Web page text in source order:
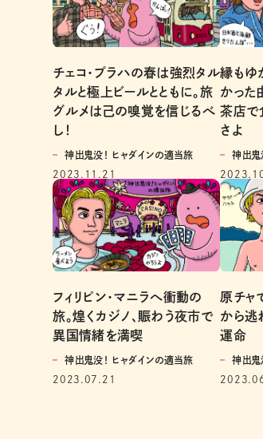
チェコ・プラハの春は強烈タル
タルと極上ビールとともに。旅
グルメは己の嗅覚を信じるべ
し！
神出鬼没！ ヒャダインの適当旅
2023.11.21
縁もゆ
かった
茶店で
さよ
神出鬼
フィリピン・マニラへ衝動の
旅。煌くカジノ、賑わう夜市で
異国情緒を満喫
神出鬼没！ ヒャダインの適当旅
2023.07.21
原チャ
から逃
運命
神出鬼